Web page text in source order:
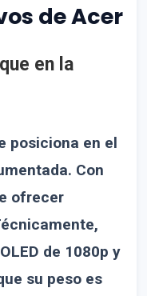
de Acer
en la
posiciona en el
Con
ofrecer
de 1080p y
su peso es